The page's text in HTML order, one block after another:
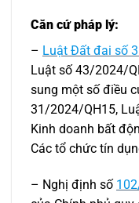
Căn cứ pháp lý:
– Luật Đất đai số
Luật số 43/2024/
sung một số điều
31/2024/QH15,
Kinh doanh bất
Các tổ chức tín
– Nghị định số